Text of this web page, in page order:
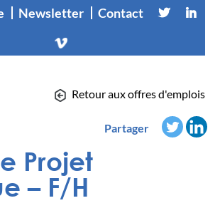
Newsletter Contact
Retour aux offres d'emplois
Partager
Projet
– F/H